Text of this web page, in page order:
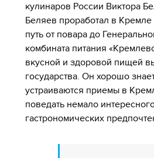
кулинаров России Виктора
Беляев проработал в
путь от повара до
комбината питания
вкусной и здоровой пищей
государства. Он хорошо
устраиваются приемы в
поведать немало
гастрономических